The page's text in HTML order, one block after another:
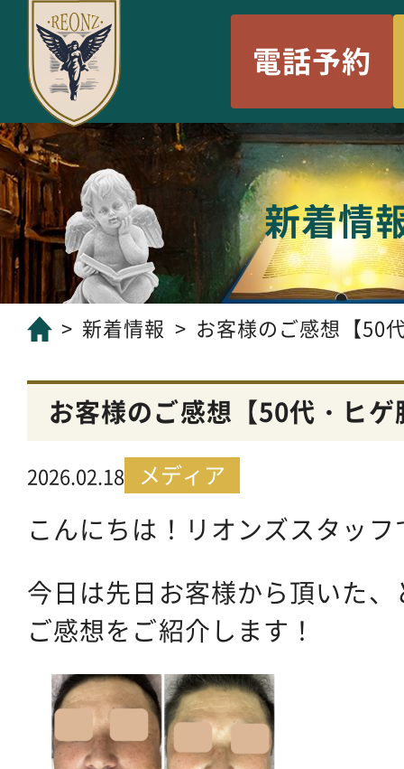
電話予約
新着情
新着情報 お客様のご感想【50
お客様のご感想【50代・ヒ
2026.02.18 メディア
こんにちは！リオンズスタッ
今日は先日お客様から頂いた
ご感想をご紹介します！